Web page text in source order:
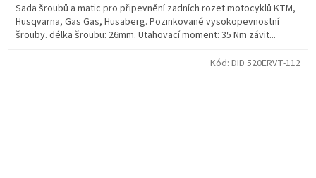
Sada šroubů a matic pro připevnění zadních rozet motocyklů KTM,
Husqvarna, Gas Gas, Husaberg. Pozinkované vysokopevnostní
šrouby. délka šroubu: 26mm. Utahovací moment: 35 Nm závit...
Kód: DID 520ERVT-112